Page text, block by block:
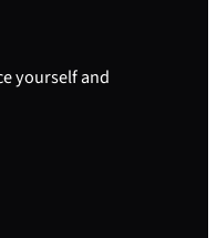
yourself and